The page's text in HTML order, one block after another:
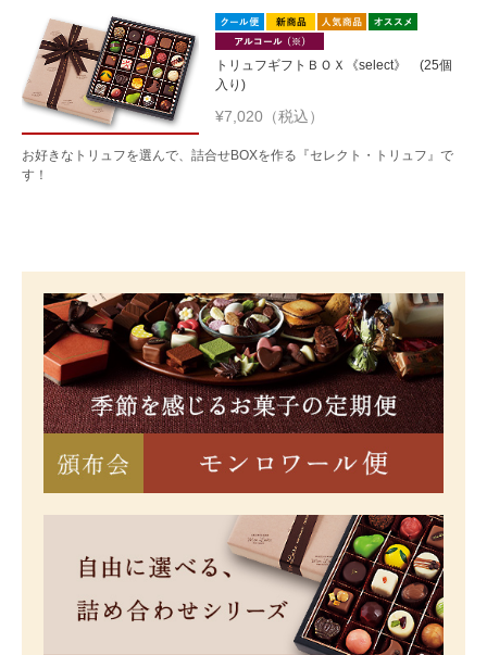
トリュフギフトＢＯＸ《select》 (25個
入り)
¥7,020（税込）
お好きなトリュフを選んで、詰合せBOXを作る『セレクト・トリュフ』で
す！